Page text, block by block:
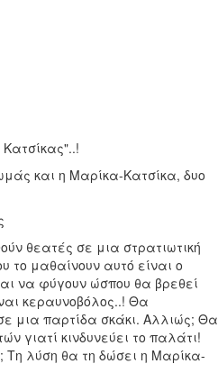
και η Μαρίκα-Κατσίκα, δυο
θεατές σε μια στρατιωτική
το μαθαίνουν αυτό είναι ο
να φύγουν ώσπου θα βρεθεί
κεραυνοβόλος..! Θα
μια παρτίδα σκάκι. Αλλιώς; Θα
γιατί κινδυνεύει το παλάτι!
λύση θα τη δώσει η Μαρίκα-